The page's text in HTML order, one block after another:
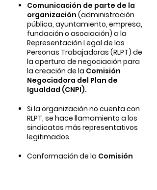
Comunicación de parte de la
organización (administración
pública, ayuntamiento, empresa,
fundación o asociación) a la
Representación Legal de las
Personas Trabajadoras (RLPT) de
la apertura de negociación para
la creación de la Comisión
Negociadora del Plan de
Igualdad (CNPI).
Si la organización no cuenta con
RLPT, se hace llamamiento a los
sindicatos más representativos
legitimados.
Conformación de la Comisión